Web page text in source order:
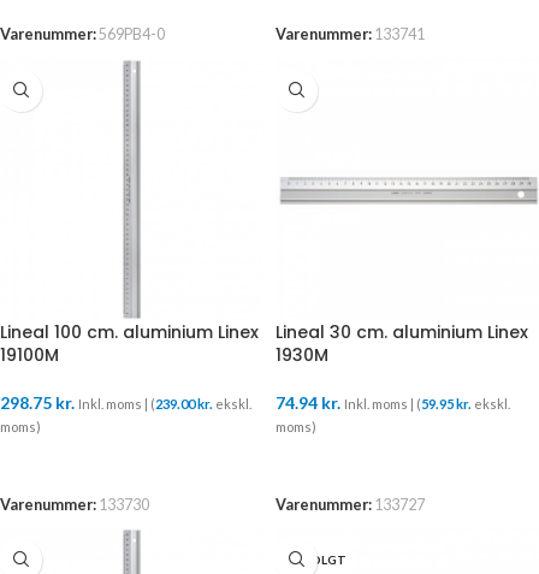
Varenummer:569PB4-0 Varenummer: 133741
Lineal 100 cm. aluminium Linex
19100M
298.75 kr. Inkl. moms | (239.00kr. ekskl.
moms)
Varenummer: 133730
Lineal 30 cm. aluminium Linex
1930M
74.94 kr. Inkl. moms | (59.95kr. ekskl.
moms)
Varenummer: 133727
UDSOLGT